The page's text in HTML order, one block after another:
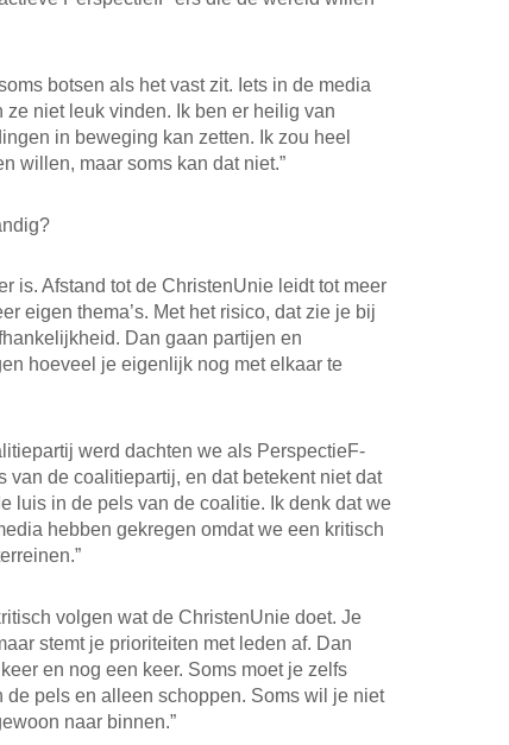
botsen als het vast zit. Iets in de media
niet leuk vinden. Ik ben er heilig van
in beweging kan zetten. Ik zou heel
willen, maar soms kan dat niet.”
is. Afstand tot de ChristenUnie leidt tot meer
eigen thema’s. Met het risico, dat zie je bij
Dan gaan partijen en
hoeveel je eigenlijk nog met elkaar te
werd dachten we als PerspectieF-
van de coalitiepartij, en dat betekent niet dat
luis in de pels van de coalitie. Ik denk dat we
hebben gekregen omdat we een kritisch
volgen wat de ChristenUnie doet. Je
stemt je prioriteiten met leden af. Dan
en nog een keer. Soms moet je zelfs
pels en alleen schoppen. Soms wil je niet
naar binnen.”